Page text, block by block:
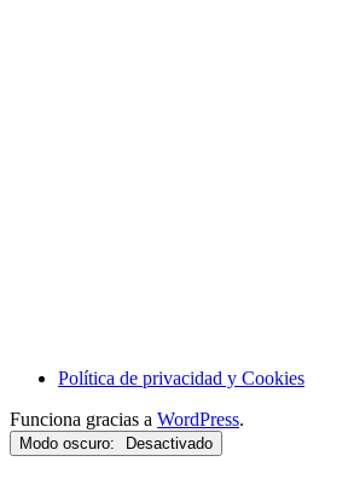
Política de privacidad y Cookies
Funciona gracias a WordPress.
Modo oscuro: